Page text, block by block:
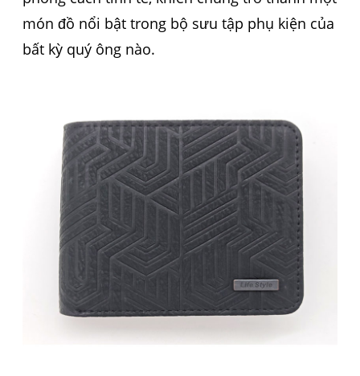
món đồ nổi bật trong bộ sưu tập phụ kiện của
bất kỳ quý ông nào.